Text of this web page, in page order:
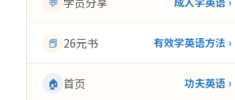
📕 26元书 有效学英语方法 ›
🏠 首页 功夫英语 ›